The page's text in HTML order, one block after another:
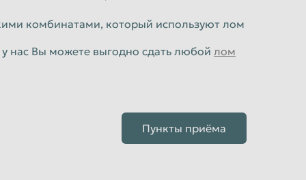
комбинатами, который используют лом
нас Вы можете выгодно сдать любой лом
Пункты приёма